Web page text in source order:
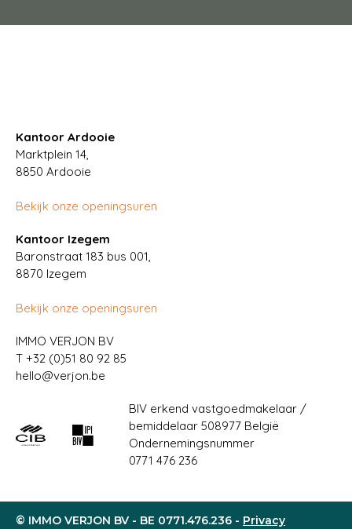
Kantoor Ardooie
Marktplein 14,
8850 Ardooie
Bekijk onze openingsuren
Kantoor Izegem
Baronstraat 183 bus 001,
8870 Izegem
Bekijk onze openingsuren
IMMO VERJON BV
T +32 (0)51 80 92 85
hello@verjon.be
BIV erkend vastgoedmakelaar /
bemiddelaar 508977 België
Ondernemingsnummer
0771 476 236
© IMMO VERJON BV - BE 0771.476.236 - Privacy